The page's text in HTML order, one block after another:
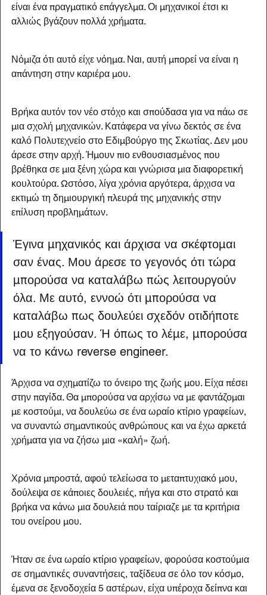
είναι ένα πραγματικό επάγγελμα. Οι μηχανικοί έτσι κι
αλλιώς βγάζουν πολλά χρήματα.
Νόμιζα ότι αυτό είχε νόημα. Ναι, αυτή μπορεί να είναι η
απάντηση στην καριέρα μου.
Βρήκα αυτόν τον νέο στόχο και σπούδασα για να πάω σε
μια σχολή μηχανικών. Κατάφερα να γίνω δεκτός σε ένα
καλό Πολυτεχνείο στο Εδιμβούργο της Σκωτίας. Δεν μου
άρεσε στην αρχή. Ήμουν πιο ενθουσιασμένος που
βρέθηκα σε μια ξένη χώρα και γνώρισα μια διαφορετική
κουλτούρα. Ωστόσο, λίγα χρόνια αργότερα, άρχισα να
εκτιμώ τη δημιουργική πλευρά της μηχανικής στην
επίλυση προβλημάτων.
Έγινα μηχανικός και άρχισα να σκέφτομαι
σαν ένας. Μου άρεσε το γεγονός ότι τώρα
μπορούσα να καταλάβω πώς λειτουργούν
όλα. Με αυτό, εννοώ ότι μπορούσα να
καταλάβω πως δουλεύει σχεδόν οτιδήποτε
μου εξηγούσαν. Ή όπως το λέμε, μπορούσα
να το κάνω reverse engineer.
Άρχισα να σχηματίζω το όνειρο της ζωής μου. Είχα πέσει
στην παγίδα. Θα μπορούσα να αρχίσω να με φαντάζομαι
με κοστούμι, να δουλεύω σε ένα ωραίο κτίριο γραφείων,
να συναντώ σημαντικούς ανθρώπους και να έχω αρκετά
χρήματα για να ζήσω μια «καλή» ζωή.
Χρόνια μπροστά, αφού τελείωσα το μεταπτυχιακό μου,
δούλεψα σε κάποιες δουλειές, πήγα και στο στρατό και
βρήκα να κάνω μια δουλειά που ταίριαζε με τα κριτήρια
του ονείρου μου.
Ήταν σε ένα ωραίο κτίριο γραφείων, φορούσα κοστούμια
σε σημαντικές συναντήσεις, ταξίδευα σε όλο τον κόσμο,
έμενα σε ξενοδοχεία 5 αστέρων, είχα υπέροχα δείπνα και